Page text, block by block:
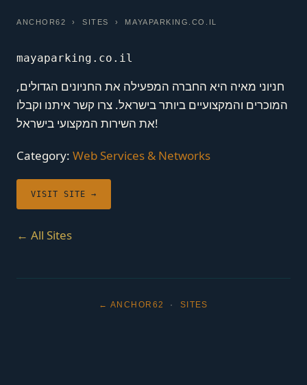
ANCHOR62 ›SITES › MAYAPARKING.CO.IL
mayaparking.co.il
חניוני מאיה היא החברה המפעילה את החניונים הגדולים,
המוכרים והמקצועיים ביותר בישראל. צרו קשר איתנו וקבלו
את השירות המקצועי בישראל!
Category: Web Services & Networks
VISIT SITE →
← All Sites
← ANCHOR62 · SITES